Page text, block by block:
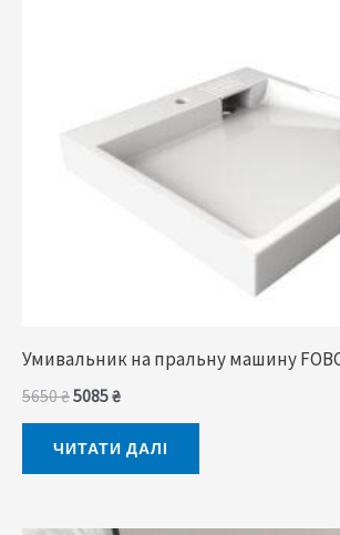
Умивальник на пральну машину
5650₴5085₴
ЧИТАТИ ДАЛІ